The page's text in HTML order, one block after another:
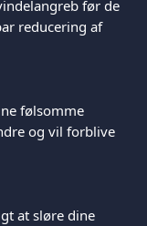
før de
reducering af
følsomme
og vil forblive
at sløre dine